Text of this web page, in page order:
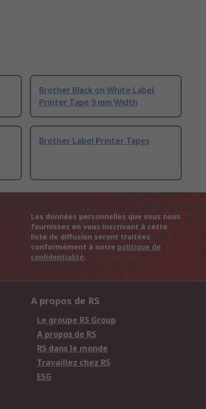
Brother Black on White Label
Printer Tape 9 mm Width
Brother Label Printer Tapes
Les données personnelles que vous nous
fournissez en vous inscrivant à cette
liste de diffusion seront traitées
conformément à notre politique de
confidentialité.
A propos de RS
Le groupe RS Group
A propos de RS
RS dans le monde
Travaillez chez RS
ESG